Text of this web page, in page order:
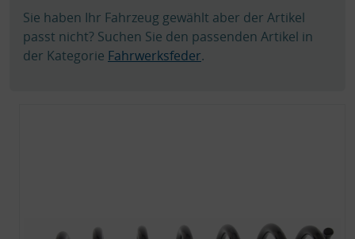
Sie haben Ihr Fahrzeug gewählt aber der Artikel
passt nicht? Suchen Sie den passenden Artikel in
der Kategorie Fahrwerksfeder.